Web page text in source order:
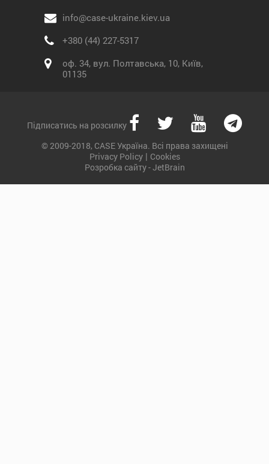
info@case-ukraine.kiev.ua
+380 (44) 227-5317
оф. 34, вул. Полтавська, 10, Київ,
01135
Підписатись на розсилку
© 2009-2018, CASE Україна. Всі права захищені
Privacy Policy| Cookies
Розробка сайту - JetBrain